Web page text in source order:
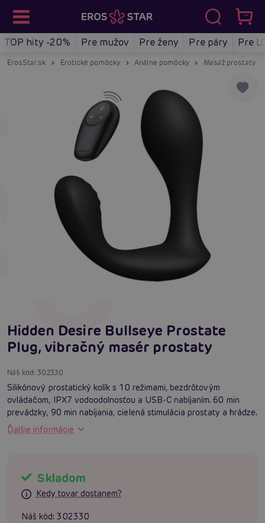
TOP hity -20% Pre mužov Pre ženy Pre páry Pre
ErosStar.sk Erotické pomôcky Análne pomôcky Masáž prostaty
Hidden Desire Bullseye Prostate
Plug, vibračný masér prostaty
Náš kód:302330
Silikónový prostatický kolík s 10 režimami, bezdrôtovým
ovládačom, IPX7 vodoodolnosťou a USB-C nabíjaním. 60 min
prevádzky, 90 min nabíjania, cielená stimulácia prostaty a hrádze.
Ďalšie informácie
Skladom
Kedy tovar dostanem?
Náš kód: 302330